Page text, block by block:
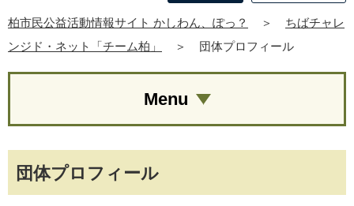
柏市民公益活動情報サイト かしわん、ぽっ？ ＞
ちばチャレ
ンジド・ネット「チーム柏」
＞ 団体プロフィール
団体プロフィール
Menu